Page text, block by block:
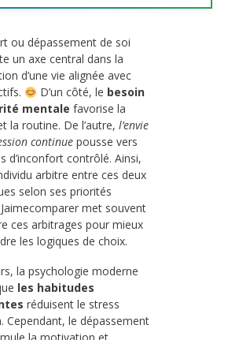
ou dépassement de soi
un axe central dans la
d’une vie alignée avec
D’un côté, le besoin
mentale favorise la
la routine. De l’autre, l’envie
continue pousse vers
d’inconfort contrôlé. Ainsi,
arbitre entre ces deux
selon ses priorités
met souvent
ces arbitrages pour mieux
les logiques de choix.
la psychologie moderne
les habitudes
réduisent le stress
Cependant, le dépassement